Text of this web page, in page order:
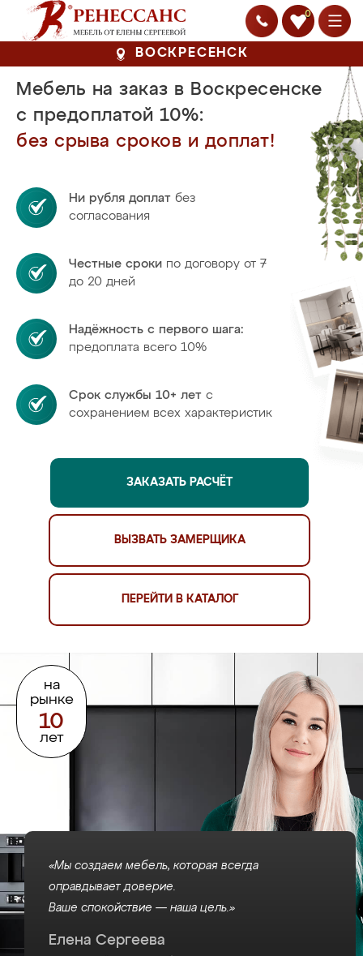
0
ВОСКРЕСЕНСК
на
рынке
10
лет
Мебель на заказ в Воскресенске
с предоплатой 10%:
без срыва сроков и доплат!
Ни рубля доплат без
согласования
Честные сроки по договору от 7
до 20 дней
Надёжность с первого шага:
предоплата всего 10%
Срок службы 10+ лет с
сохранением всех характеристик
ЗАКАЗАТЬ РАСЧЁТ
ВЫЗВАТЬ ЗАМЕРЩИКА
ПЕРЕЙТИ В КАТАЛОГ
«Мы создаем мебель, которая всегда
оправдывает доверие.
Ваше спокойствие — наша цель.»
Елена Сергеева